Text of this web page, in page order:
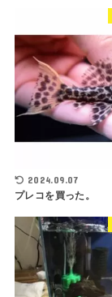
2024.09.07
プレコを買った。